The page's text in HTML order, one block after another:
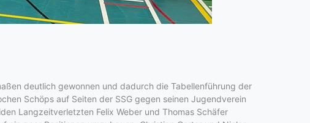
deutlich gewonnen und dadurch die Tabellenführung der
Schöps auf Seiten der SSG gegen seinen Jugendverein
Langzeitverletzten Felix Weber und Thomas Schäfer